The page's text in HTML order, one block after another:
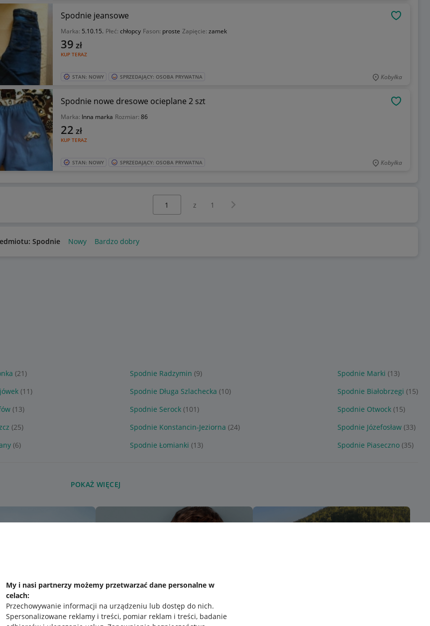
My i nasi partnerzy możemy przetwarzać dane personalne w
celach:
Przechowywanie informacji na urządzeniu lub dostęp do nich.
Spersonalizowane reklamy i treści, pomiar reklam i treści, badanie
Spodnie jeansowe
Marka: 5.10.15. Płeć: chłopcy Fason: proste Zapięcie: zamek
KUP TERAZ
39 zł
STAN: NOWY SPRZEDAJĄCY: OSOBA PRYWATNA Kobyłka
Spodnie nowe dresowe ocieplane 2 szt
Marka: Inna marka Rozmiar: 86
KUP TERAZ
22 zł
STAN: NOWY SPRZEDAJĄCY: OSOBA PRYWATNA Kobyłka
z 1 Następna strona
Spodnie Nowy Bardzo dobry
(21) Spodnie Radzymin (9) Spodnie Marki (13)
(11) Spodnie Długa Szlachecka (10) Spodnie Białobrzegi (15)
(13) Spodnie Serock (101) Spodnie Otwock (15)
(25) Spodnie Konstancin-Jeziorna (24) Spodnie Józefosław (33)
(6) Spodnie Łomianki (13) Spodnie Piaseczno (35)
POKAŻ WIĘCEJ